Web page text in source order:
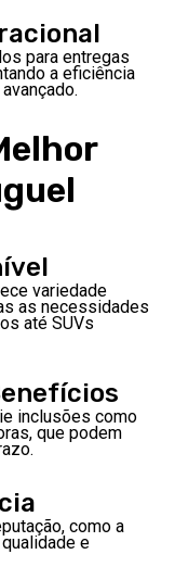
para entregas
a eficiência
variedade
as necessidades
até SUVs
inclusões como
que podem
como a
e